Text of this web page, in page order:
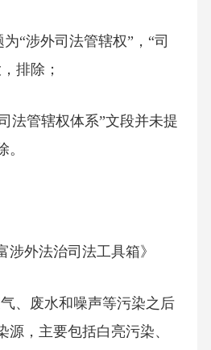
“涉外司法管辖权”，“司
排除；
法管辖权体系”文段并未提
涉外法治司法工具箱》
、废水和噪声等污染之后
源，主要包括白亮污染、